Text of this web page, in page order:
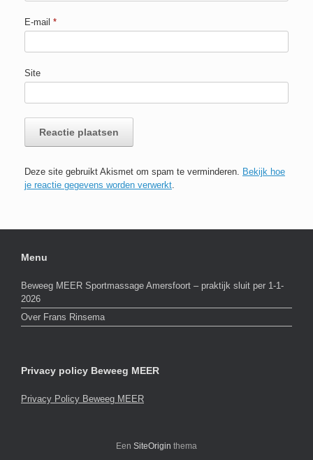
E-mail *
Site
Deze site gebruikt Akismet om spam te verminderen.
Bekijk hoe
je reactie gegevens worden verwerkt
Menu
Beweeg MEER Sportmassage Amersfoort – praktijk sluit per 1-1-
2026
Over Frans Rinsema
Privacy policy Beweeg MEER
Privacy Policy Beweeg MEER
Een SiteOrigin thema